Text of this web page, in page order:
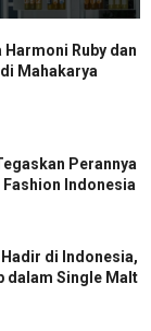
Ruby dan
Mahakarya
Perannya
Indonesia
di Indonesia,
dalam Single Malt